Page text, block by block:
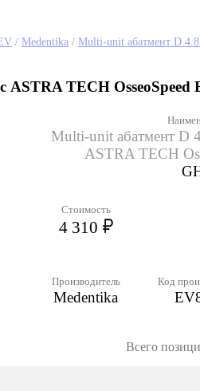
/ Medentika / Multi-unit абатмент D
TECH OsseoSpeed
Multi-unit абатмент D
ASTRA TECH
Стоимость
4 310
Производитель
Medentika
Код
Всего